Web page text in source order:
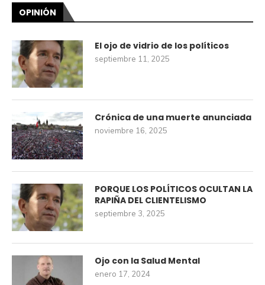
OPINIÓN
El ojo de vidrio de los políticos
septiembre 11, 2025
Crónica de una muerte anunciada
noviembre 16, 2025
PORQUE LOS POLÍTICOS OCULTAN LA
RAPIÑA DEL CLIENTELISMO
septiembre 3, 2025
Ojo con la Salud Mental
enero 17, 2024